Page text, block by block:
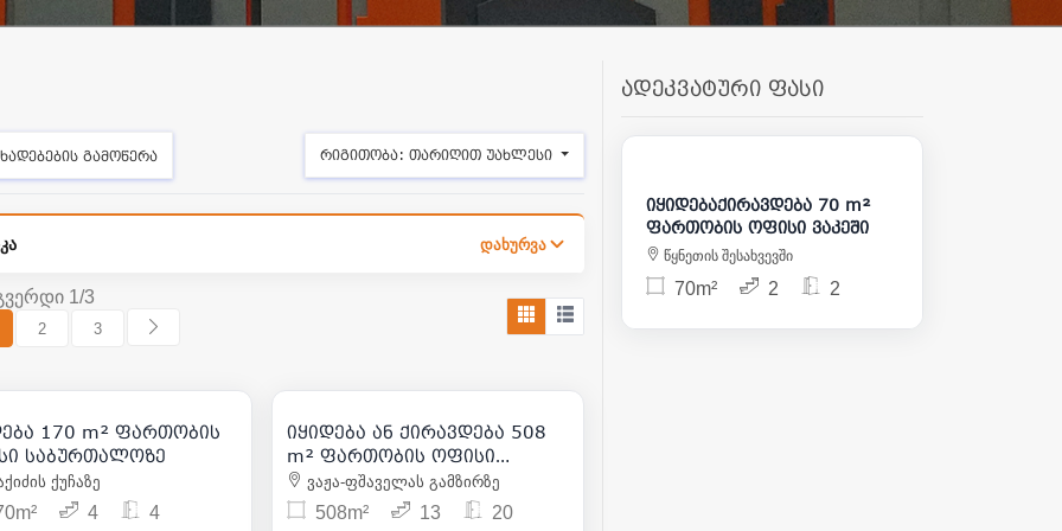
გამოწერა რიგითობა: თარიღით უახლესი
დახურვა
1/3
2 3
2
357 000 | m² 2 100
170 m² ფართობის
საბურთალოზე
ქუჩაზე
4 4
7
762 000 | m² 1 500
იყიდება ან ქირავდება 508
m² ფართობის ოფისი
საბურთალოზე
ვაჟა-ფშაველას გამზირზე
508m² 13 20
ადეკვატური ფასი
175 000
იყიდებაქირავდება 70 m²
ფართობის ოფისი ვაკეში
წყნეთის შესახვევში
70m² 2 2